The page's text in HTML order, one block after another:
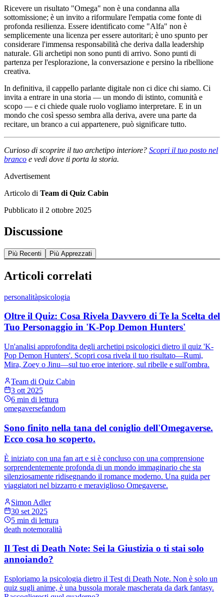
Ricevere un risultato "Omega" non è una condanna alla
sottomissione; è un invito a riformulare l'empatia come fonte di
profonda resilienza. Essere identificato come "Alfa" non è
semplicemente una licenza per essere autoritari; è uno spunto per
considerare l'immensa responsabilità che deriva dalla leadership
naturale. Gli archetipi non sono punti di arrivo. Sono punti di
partenza per l'esplorazione, la conversazione e persino la ribellione
creativa.
In definitiva, il cappello parlante digitale non ci dice chi siamo. Ci
invita a entrare in una storia — un mondo di istinto, comunità e
scopo — e ci chiede quale ruolo vogliamo interpretare. E in un
mondo che così spesso sembra alla deriva, avere una parte da
recitare, un branco a cui appartenere, può significare tutto.
Curioso di scoprire il tuo archetipo interiore? Scopri il tuo posto nel
branco e vedi dove ti porta la storia.
Advertisement
Articolo di Team di Quiz Cabin
Pubblicato il 2 ottobre 2025
Discussione
Più Recenti Più Apprezzati
Articoli correlati
personalitàpsicologia
Oltre il Quiz: Cosa Rivela Davvero di Te la Scelta del
Tuo Personaggio in 'K-Pop Demon Hunters'
Un'analisi approfondita degli archetipi psicologici dietro il quiz 'K-
Pop Demon Hunters'. Scopri cosa rivela il tuo risultato—Rumi,
Mira, Zoey o Jinu—sul tuo eroe interiore, sul ribelle e sull'ombra.
Team di Quiz Cabin
3 ott 2025
6 min di lettura
omegaversefandom
Sono finito nella tana del coniglio dell'Omegaverse.
Ecco cosa ho scoperto.
È iniziato con una fan art e si è concluso con una comprensione
sorprendentemente profonda di un mondo immaginario che sta
silenziosamente ridisegnando il romance moderno. Una guida per
viaggiatori nel bizzarro e meraviglioso Omegaverse.
Simon Adler
30 set 2025
5 min di lettura
death notemoralità
Il Test di Death Note: Sei la Giustizia o ti stai solo
annoiando?
Esploriamo la psicologia dietro il Test di Death Note. Non è solo un
quiz sugli anime, è una bussola morale mascherata da dark fantasy.